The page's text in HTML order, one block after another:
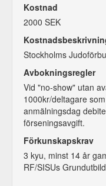
Kostnad
2000 SEK
Stockholms
Avbokningsregler
Vid "no-show" utan
1000kr/deltagare
anmälningsdag
förseningsavgift.
Förkunskapskrav
3 kyu, minst 14 år
RF/SISUs